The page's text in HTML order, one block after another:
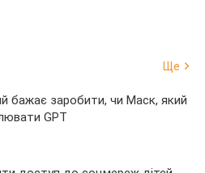
Ще
бажає заробити, чи Маск, який
GPT